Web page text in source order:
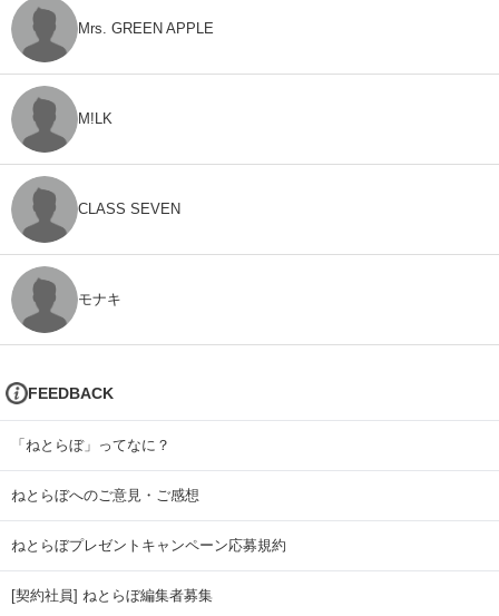
Mrs. GREEN APPLE
M!LK
CLASS SEVEN
モナキ
FEEDBACK
「ねとらぼ」ってなに？
ねとらぼへのご意見・ご感想
ねとらぼプレゼントキャンペーン応募規約
[契約社員] ねとらぼ編集者募集